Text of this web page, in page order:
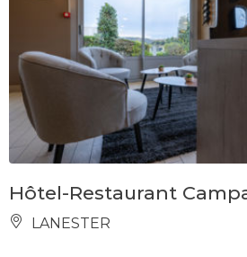
Hôtel-Restaurant
LANESTER